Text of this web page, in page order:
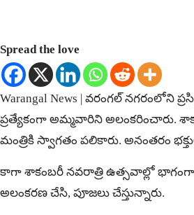
Spread the love
Warangal News | వరంగల్ నగరంలోని
ప్రత్యేకంగా అమ్మవారిని అలంకరించారు.
మంత్రికి స్వాగతం పలికారు. అనంతరం
కాగా శాకంబరీ నవరాత్రి ఉత్సవాల్లో భాగంగా
అలంకరణ చేసి, పూజలు చేస్తున్నారు.